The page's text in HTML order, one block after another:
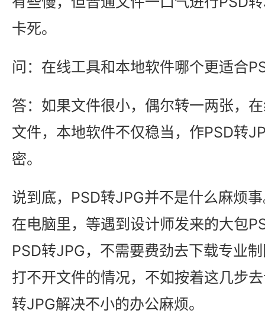
卡死。
问：在线工具和本地软件哪个更适合
答：如果文件很小，偶尔转一两张，
文件，本地软件不仅稳当，作PSD转
密。
说到底，PSD转JPG并不是什么麻烦
在电脑里，等遇到设计师发来的大包
PSD转JPG，不需要费劲去下载专业
打不开文件的情况，不如按着这几步
转JPG解决不小的办公麻烦。